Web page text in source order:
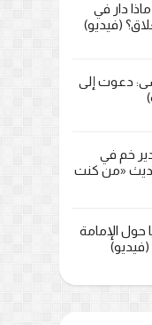
دار في
(فيديو)
دعوت إلى
خم في
«من كنت
حول الإمامة
(فيديو)